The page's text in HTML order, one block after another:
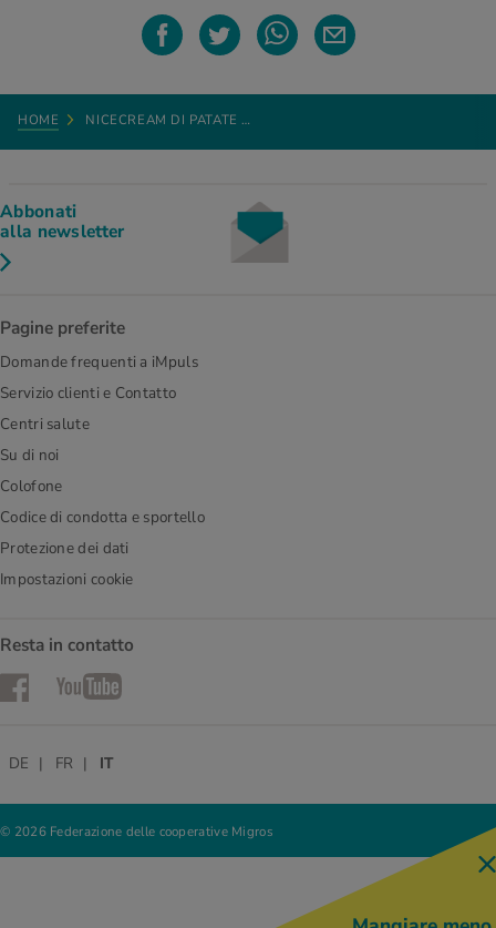
HOME NICECREAM DI PATATE …
Abbonati
alla newsletter
Pagine preferite
Domande frequenti a iMpuls
Servizio clienti e Contatto
Centri salute
Su di noi
Colofone
Codice di condotta e sportello
Protezione dei dati
Impostazioni cookie
Resta in contatto
FacebookYouTube
© 2026 Federazione delle cooperative Migros
DE FR IT